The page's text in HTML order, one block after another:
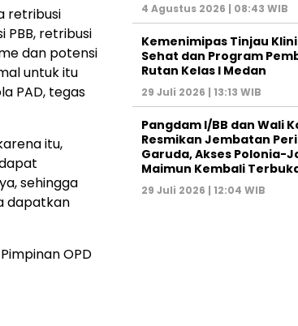
retribusi
retribusi
dan potensi
untuk itu
PAD, tegas
itu,
sehingga
dapatkan
OPD
4 Agustus 2026 | 08:43 WIB
Kemenimipas Tinjau
Sehat dan Program
Rutan Kelas I Medan
29 Juli 2026 | 13:13 WIB
Pangdam I/BB dan Wali
Resmikan Jembatan
Garuda, Akses Polonia-
Maimun Kembali
29 Juli 2026 | 12:04 WIB